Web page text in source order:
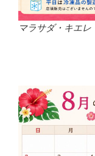
マラサダ・キエレ